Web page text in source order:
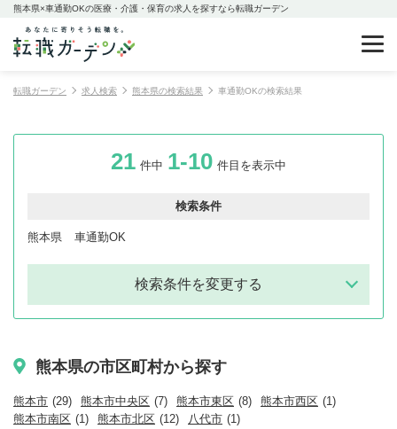
熊本県×車通勤OKの医療・介護・保育の求人を探すなら転職ガーデン
転職ガーデン 求人検索 熊本県の検索結果 車通勤OKの検索結果
21 件中 1-10 件目を表示中
検索条件
熊本県 車通勤OK
検索条件を変更する
熊本県の市区町村から探す
熊本市 (29) 熊本市中央区 (7) 熊本市東区 (8) 熊本市西区 (1)
熊本市南区 (1) 熊本市北区 (12) 八代市 (1)